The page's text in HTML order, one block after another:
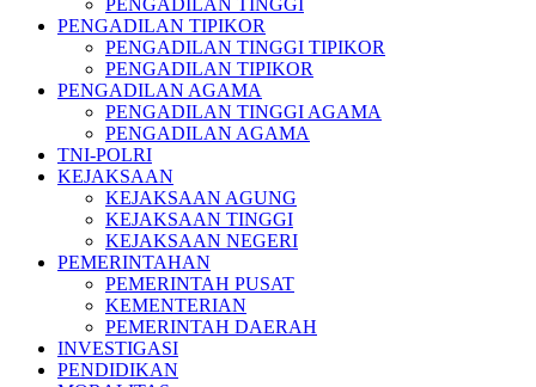
PENGADILAN TINGGI
PENGADILAN TIPIKOR
PENGADILAN TINGGI TIPIKOR
PENGADILAN TIPIKOR
PENGADILAN AGAMA
PENGADILAN TINGGI AGAMA
PENGADILAN AGAMA
TNI-POLRI
KEJAKSAAN
KEJAKSAAN AGUNG
KEJAKSAAN TINGGI
KEJAKSAAN NEGERI
PEMERINTAHAN
PEMERINTAH PUSAT
KEMENTERIAN
PEMERINTAH DAERAH
INVESTIGASI
PENDIDIKAN